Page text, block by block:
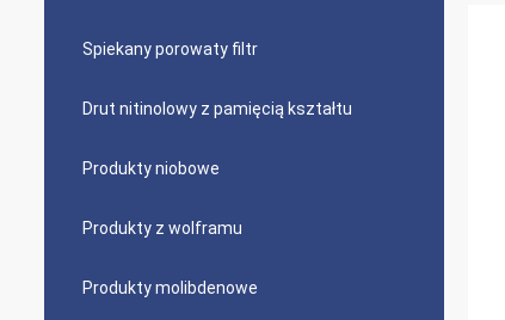
Spiekany porowaty filtr
Drut nitinolowy z pamięcią kształtu
Produkty niobowe
Produkty z wolframu
Produkty molibdenowe